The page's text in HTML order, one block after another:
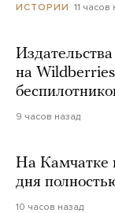
ИСТОРИИ 11 часов
на
9 часов назад
На Камчатке
дня
10 часов назад